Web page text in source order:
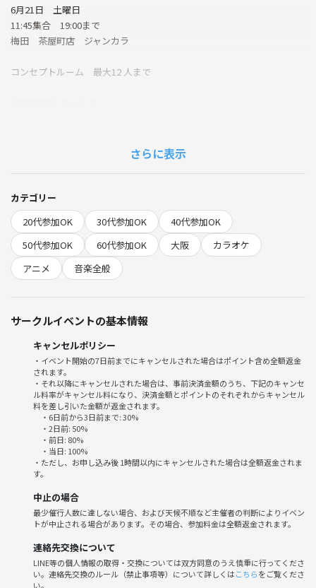
6月21日 土曜日
11:45集合 19:00まで
梅田 茶屋町店 ジャンカラ
コンセプトルーム 最大12 人まで
初期は女性部屋と男性部屋に分けようかと
思いますが
途中からシャッフルあるいはジャンル分けします。
料金に含まれています。
アルコールや食事は持ち込みOKです。
第二回ですが 前回はお酒飲む方は
少なかったので私も嗜む程度で
飲みたいと思います。
食事も前回は食べる方は少なかったですが
私はせっかく梅田に出ますので
お酒はドンキホーテで種類多く
安く購入出来ます。
さらに表示
カテゴリー
20代参加OK
30代参加OK
40代参加OK
50代参加OK
60代参加OK 大阪
カラオケ
アニメ
音楽全般
サークルイベントの基本情報
キャンセルポリシー
・イベント開始の7日前までにキャンセルされた場合はポイント含め全額返金
されます。
・それ以降にキャンセルされた場合は、事前決済金額のうち、下記のキャンセ
ル料率がキャンセル料になり、決済金額とポイントのそれぞれからキャンセル
料を差し引いた金額が返金されます。
・6日前から3日前まで: 30%
・2日前: 50%
・前日: 80%
・当日: 100%
・ただし、お申し込み後 1時間以内にキャンセルされた場合は全額返金されま
す。
中止の場合
最少催行人数に達しない場合、および天候不順など主催者の判断によりイベン
トが中止される場合があります。その場合、参加料金は全額返金されます。
連絡先交換について
LINE等の個人情報の取得・交換については双方同意のうえ慎重に行ってくださ
い。連絡先交換のルール（禁止事項等）について詳しくはこちらをご覧くださ
い。